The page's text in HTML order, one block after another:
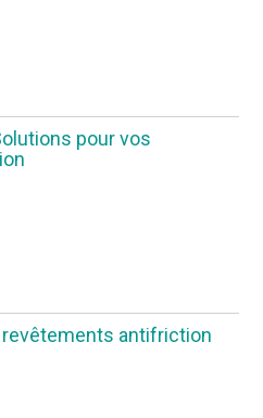
pour vos
antifriction